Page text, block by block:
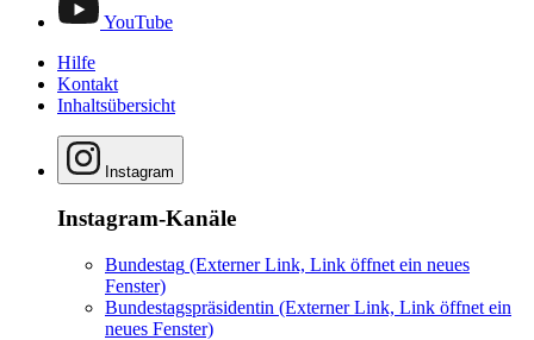
YouTube
Hilfe
Kontakt
Inhaltsübersicht
Instagram
Instagram-Kanäle
Bundestag (Externer Link, Link öffnet ein neues
Fenster)
Bundestagspräsidentin (Externer Link, Link öffnet ein
neues Fenster)